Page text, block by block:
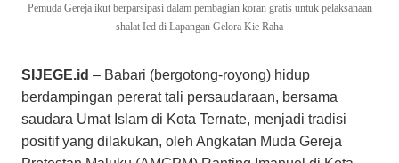
Pemuda Gereja ikut berparsipasi dalam pembagian koran gratis untuk pelaksanaan
shalat Ied di Lapangan Gelora Kie Raha
SIJEGE.id – Babari (bergotong-royong) hidup
berdampingan pererat tali persaudaraan, bersama
saudara Umat Islam di Kota Ternate, menjadi tradisi
positif yang dilakukan, oleh Angkatan Muda Gereja